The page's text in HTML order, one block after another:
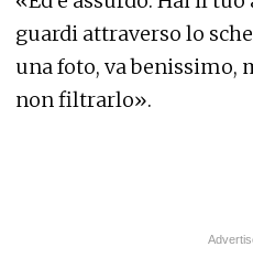
guardi attraverso lo
una foto, va benissimo,
non filtrarlo».